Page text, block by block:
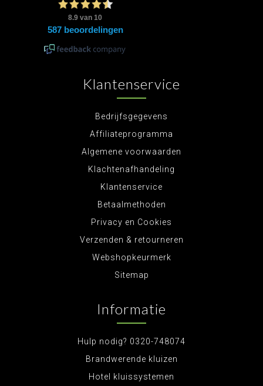
Klantenservice
Bedrijfsgegevens
Affiliateprogramma
Algemene voorwaarden
Klachtenafhandeling
Klantenservice
Betaalmethoden
Privacy en Cookies
Verzenden & retourneren
Webshopkeurmerk
Sitemap
Informatie
Hulp nodig? 0320-748074
Brandwerende kluizen
Hotel kluissystemen